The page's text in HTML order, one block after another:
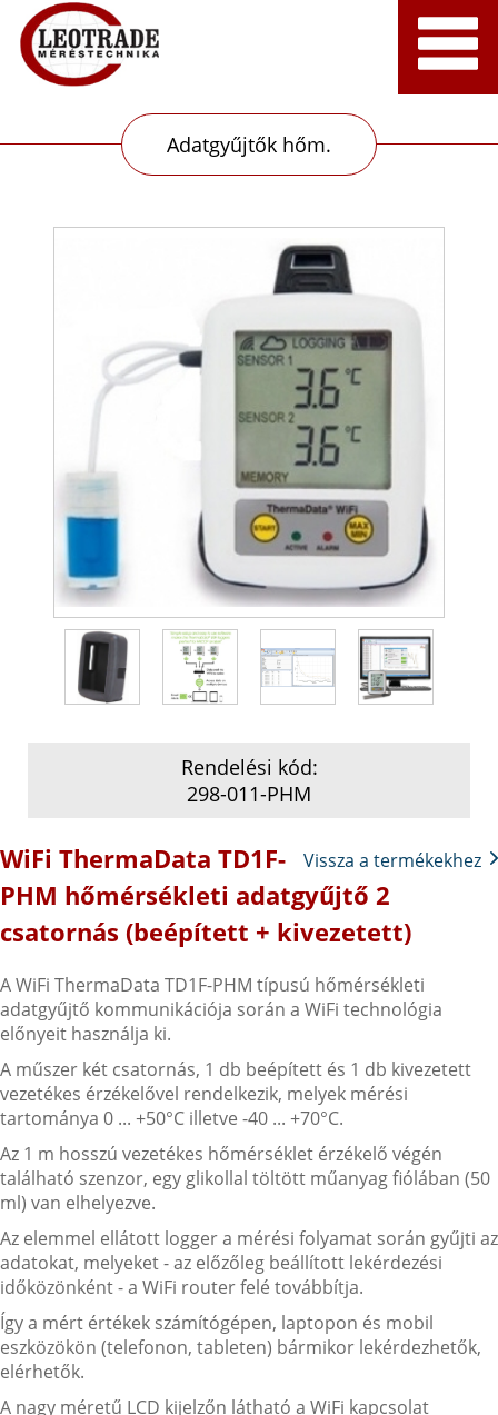
Adatgyűjtők hőm.
Rendelési kód:
298-011-PHM
Vissza a termékekhez
WiFi ThermaData TD1F-
PHM hőmérsékleti adatgyűjtő 2
csatornás (beépített + kivezetett)
A WiFi ThermaData TD1F-PHM típusú hőmérsékleti
adatgyűjtő kommunikációja során a WiFi technológia
előnyeit használja ki.
A műszer két csatornás, 1 db beépített és 1 db kivezetett
vezetékes érzékelővel rendelkezik, melyek mérési
tartománya 0 ... +50°C illetve -40 ... +70°C.
Az 1 m hosszú vezetékes hőmérséklet érzékelő végén
található szenzor, egy glikollal töltött műanyag fiólában (50
ml) van elhelyezve.
Az elemmel ellátott logger a mérési folyamat során gyűjti az
adatokat, melyeket - az előzőleg beállított lekérdezési
időközönként - a WiFi router felé továbbítja.
Így a mért értékek számítógépen, laptopon és mobil
eszközökön (telefonon, tableten) bármikor lekérdezhetők,
elérhetők.
A nagy méretű LCD kijelzőn látható a WiFi kapcsolat